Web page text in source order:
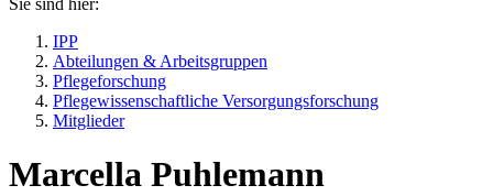
IPP
Abteilungen & Arbeitsgruppen
Pflegeforschung
Pflegewissenschaftliche Versorgungsforschung
Mitglieder
Marcella Puhlemann